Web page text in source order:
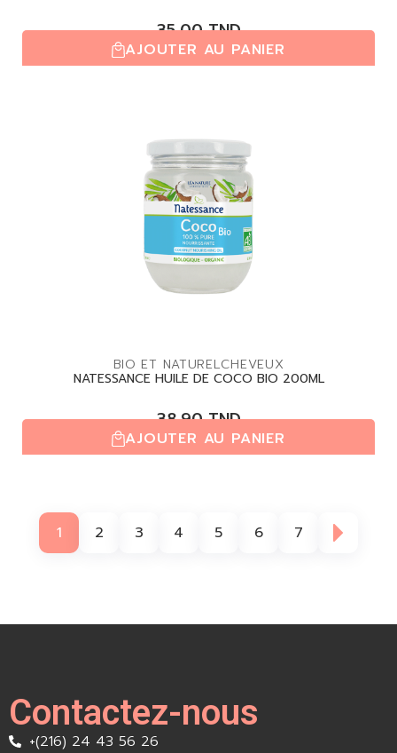
35,00TND
(0,0/5)| 0 avis
AJOUTER AU PANIER
BIO ET NATURELCHEVEUX
NATESSANCE HUILE DE COCO BIO 200ML
38,90TND
(0,0/5)| 0 avis
AJOUTER AU PANIER
1 2 3 4 5 6 7
Contactez-nous
+(216) 24 43 56 26